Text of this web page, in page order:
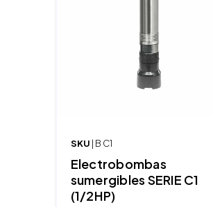
SKU | B C1
Electrobombas
sumergibles SERIE C1
(1/2HP)